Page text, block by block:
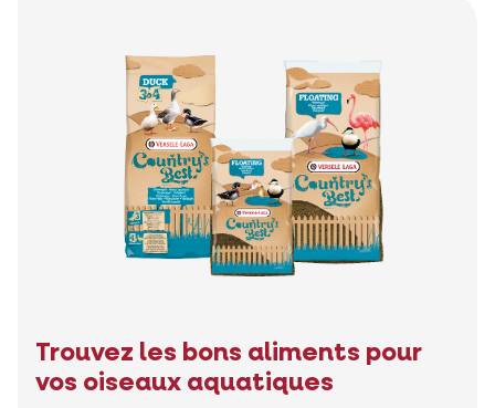
Trouvez les bons aliments pour
vos oiseaux aquatiques